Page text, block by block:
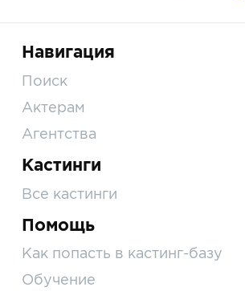
Навигация
Поиск
Актерам
Агентства
Кастинги
Все кастинги
Помощь
Как попасть в кастинг-базу
Обучение